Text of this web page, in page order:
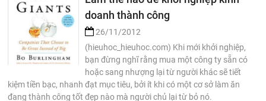
doanh thành công
26/11/2012
(hieuhoc_hieuhoc.com) Khi mới khởi nghiệp,
bạn đừng nghĩ rằng mua một công ty sẵn có
hoặc sang nhượng lại từ người khác sẽ tiết
kiệm tiền bạc, nhanh đạt mục tiêu, bởi ít khi có một cơ sở làm ăn
đang thành công tốt đẹp nào mà người chủ lại từ bỏ nó.